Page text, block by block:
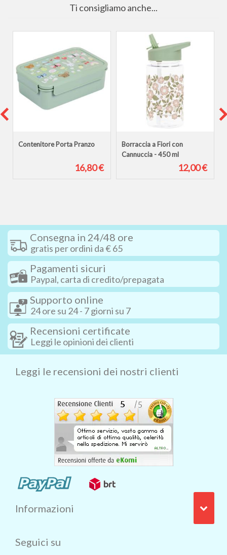
Ti consigliamo anche...
Contenitore Porta Pranzo
16,80 €
Borraccia a Fiori con
Cannuccia - 450 ml
12,00 €
Consegna in 24/48 ore
gratis per ordini da € 65
Pagamenti sicuri
Paypal, carta di credito/prepagata
Supporto online
24 ore su 24 - 7 giorni su 7
Recensioni certificate
Leggi le opinioni dei clienti
Leggi le recensioni dei nostri clienti
Informazioni
Seguici su